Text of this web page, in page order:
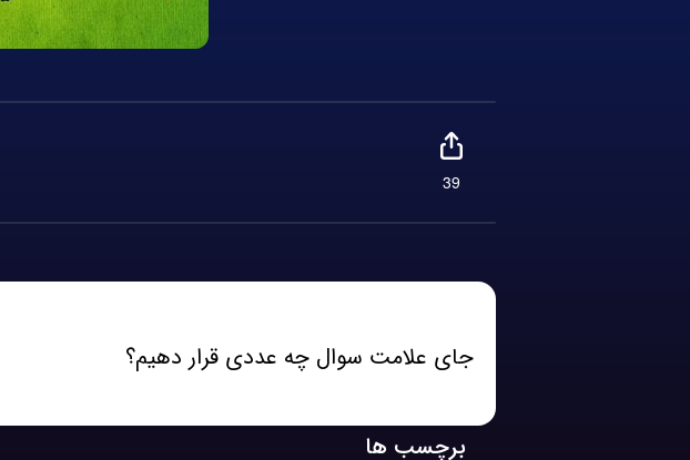
39
جای علامت سوال چه عددی قرار دهیم؟
برچسب ها